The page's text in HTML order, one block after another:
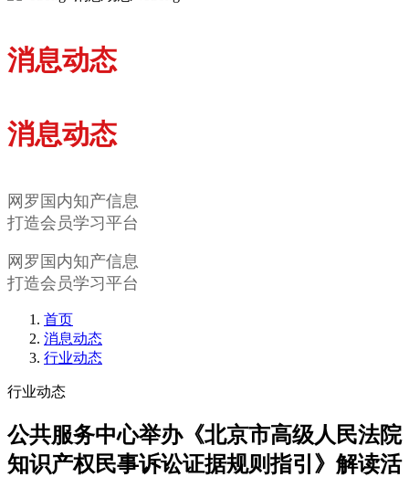
消息动态
消息动态
网罗国内知产信息
打造会员学习平台
网罗国内知产信息
打造会员学习平台
首页
消息动态
行业动态
行业动态
公共服务中心举办《北京市高级人民法院
知识产权民事诉讼证据规则指引》解读活